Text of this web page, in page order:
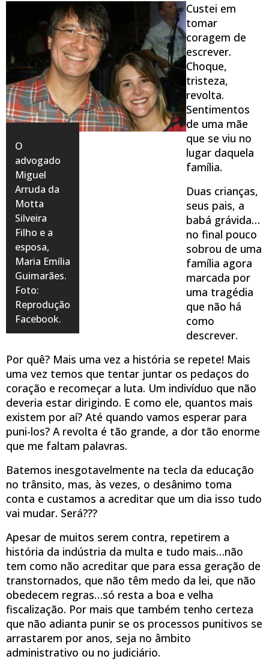
O
advogado
Miguel
Arruda da
Motta
Silveira
Filho e a
esposa,
Maria Emília
Guimarães.
Foto:
Reprodução
Facebook.
Custei em
tomar
coragem de
escrever.
Choque,
tristeza,
revolta.
Sentimentos
de uma mãe
que se viu no
lugar daquela
família.
Duas crianças,
seus pais, a
babá grávida…
no final pouco
sobrou de uma
família agora
marcada por
uma tragédia
que não há
como
descrever.
Por quê? Mais uma vez a história se repete! Mais
uma vez temos que tentar juntar os pedaços do
coração e recomeçar a luta. Um indivíduo que não
deveria estar dirigindo. E como ele, quantos mais
existem por aí? Até quando vamos esperar para
puni-los? A revolta é tão grande, a dor tão enorme
que me faltam palavras.
Batemos inesgotavelmente na tecla da educação
no trânsito, mas, às vezes, o desânimo toma
conta e custamos a acreditar que um dia isso tudo
vai mudar. Será???
Apesar de muitos serem contra, repetirem a
história da indústria da multa e tudo mais…não
tem como não acreditar que para essa geração de
transtornados, que não têm medo da lei, que não
obedecem regras…só resta a boa e velha
fiscalização. Por mais que também tenho certeza
que não adianta punir se os processos punitivos se
arrastarem por anos, seja no âmbito
administrativo ou no judiciário.